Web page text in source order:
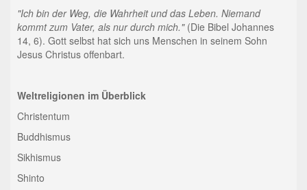
"Ich bin der Weg, die Wahrheit und das Leben. Niemand
kommt zum Vater, als nur durch mich."(Die Bibel Johannes
14, 6). Gott selbst hat sich uns Menschen in seinem Sohn
Jesus Christus offenbart.
Weltreligionen im Überblick
Christentum
Buddhismus
Sikhismus
Shinto